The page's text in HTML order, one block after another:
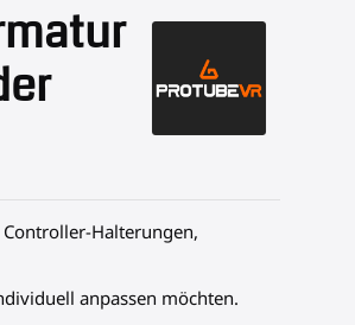
Halterungen,
anpassen möchten.